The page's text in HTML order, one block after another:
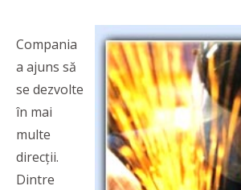
Compania
a ajuns să
se dezvolte
în mai
multe
direcții.
Dintre